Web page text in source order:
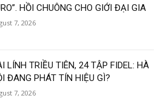
HỒI CHUÔNG CHO GIỚI ĐẠI GIA
7, 2026
LÍNH TRIỀU TIÊN, 24 TẬP FIDEL: HÀ
ĐANG PHÁT TÍN HIỆU GÌ?
7, 2026